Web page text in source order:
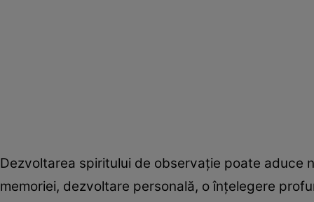
Dezvoltarea spiritului de observație poate aduce
memoriei, dezvoltare personală, o înțelegere